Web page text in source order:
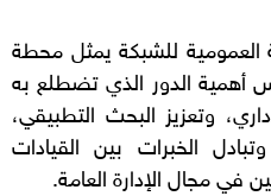
العمومية للشبكة يمثل محطة
أهمية الدور الذي تضطلع به
وتعزيز البحث التطبيقي،
الخبرات بين القيادات
في مجال الإدارة العامة.